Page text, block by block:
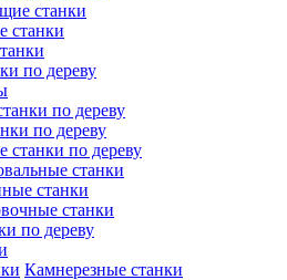
станки
станки
по дереву
по дереву
по дереву
по дереву
станки
станки
станки
по дереву
Камнерезные станки